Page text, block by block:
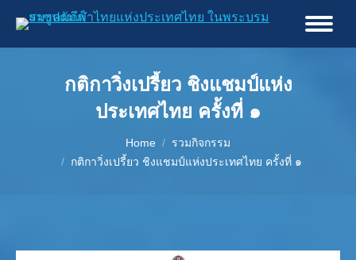
กติกาวิ่งเปรี้ยว ชิงแชมป์แห่ง
ประเทศไทย ครั้งที่ ๑
Home
รวมกิจกรรม
กติกาวิ่งเปรี้ยว ชิงแชมป์แห่งประเทศไทย ครั้งที่ ๑